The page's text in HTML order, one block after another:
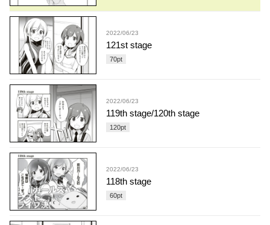
2022/06/23
121st stage
70pt
2022/06/23
119th stage/120th stage
120pt
2022/06/23
118th stage
60pt